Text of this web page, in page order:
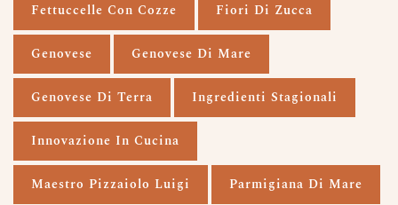
Fettuccelle Con Cozze Fiori Di Zucca
Genovese Genovese Di Mare
Genovese Di Terra Ingredienti Stagionali
Innovazione In Cucina
Maestro Pizzaiolo Luigi Parmigiana Di Mare